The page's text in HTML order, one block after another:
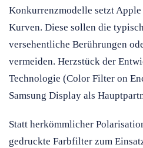
Konkurrenzmodelle setzt
Kurven. Diese sollen die
versehentliche Berührungen
vermeiden. Herzstück der
Technologie (Color Filter on
Samsung Display als
Statt herkömmlicher
gedruckte Farbfilter zum